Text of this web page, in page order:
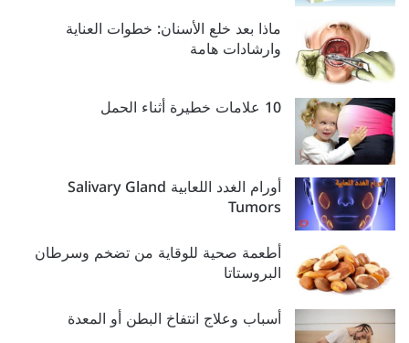
ماذا بعد خلع الأسنان: خطوات العناية
وارشادات هامة
10 علامات خطيرة أثناء الحمل
أورام الغدد اللعابية Salivary Gland
Tumors
أطعمة صحية للوقاية من تضخم وسرطان
البروستاتا
أسباب وعلاج انتفاخ البطن أو المعدة